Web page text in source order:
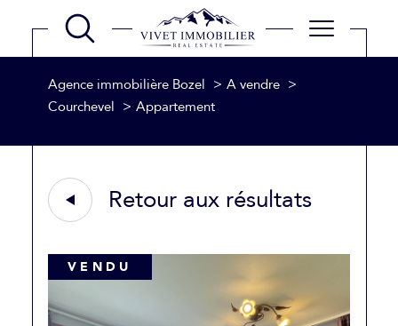
Agence immobilière Bozel
A vendre
Courchevel
Appartement
Retour aux résultats
VENDU